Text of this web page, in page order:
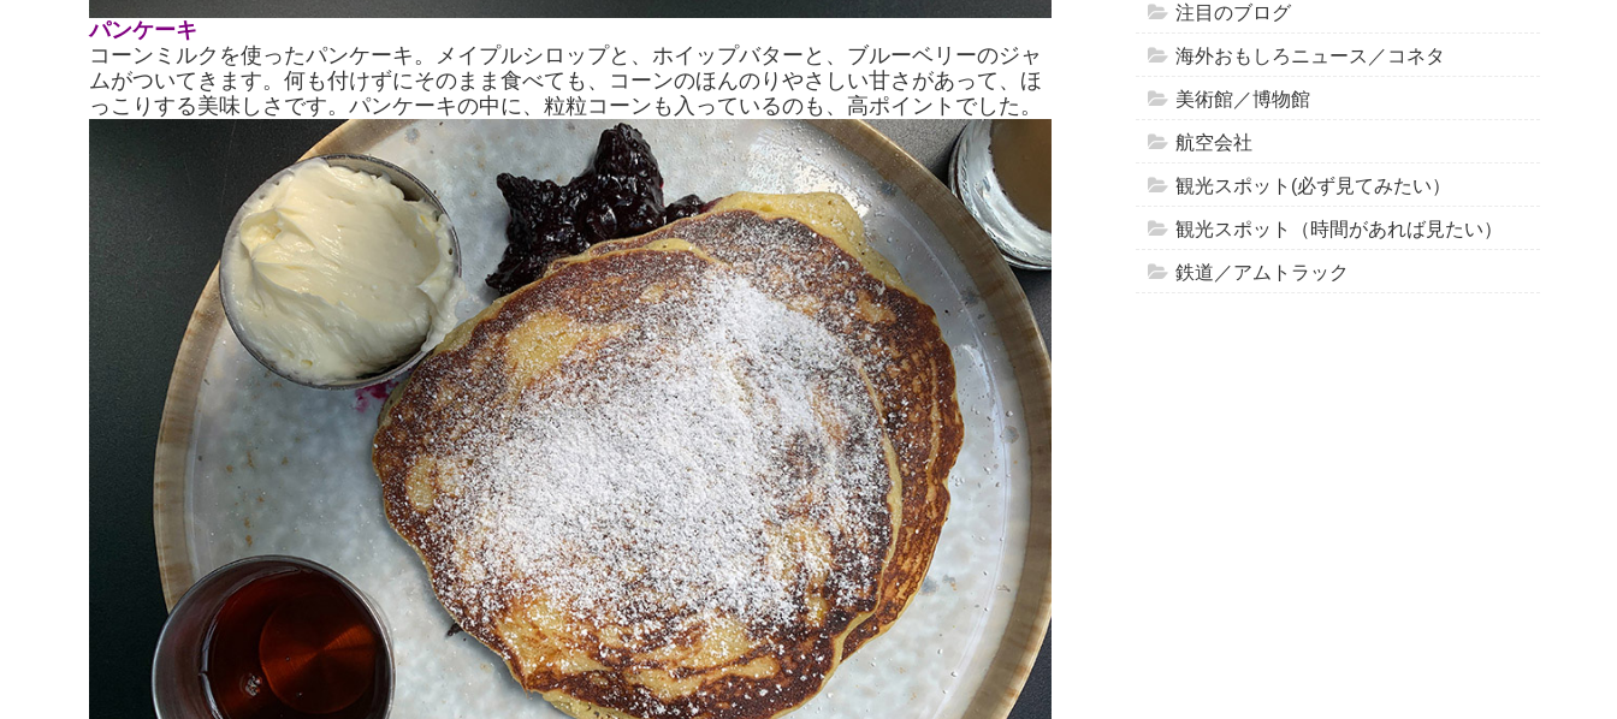
パンケーキ
コーンミルクを使ったパンケーキ。メイプルシロップと、ホイップバターと、ブルーベリーのジャ
ムがついてきます。何も付けずにそのまま食べても、コーンのほんのりやさしい甘さがあって、ほ
っこりする美味しさです。パンケーキの中に、粒粒コーンも入っているのも、高ポイントでした。
注目のブログ
海外おもしろニュース／コネタ
美術館／博物館
航空会社
観光スポット(必ず見てみたい）
観光スポット（時間があれば見たい）
鉄道／アムトラック